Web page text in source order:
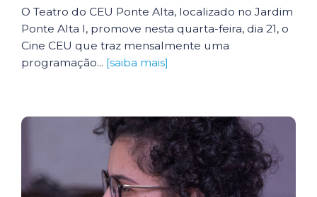
O Teatro do CEU Ponte Alta, localizado no Jardim
Ponte Alta I, promove nesta quarta-feira, dia 21, o
Cine CEU que traz mensalmente uma
programação... [saiba mais]